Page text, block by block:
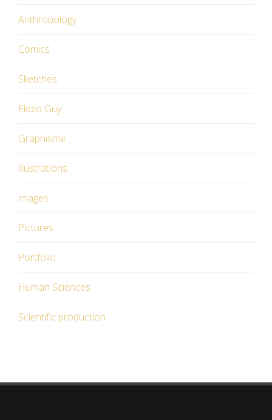
Anthropology
Comics
Sketches
Ekolo Guy
Graphisme
illustrations
images
Pictures
Portfolio
Human Sciences
Scientific production